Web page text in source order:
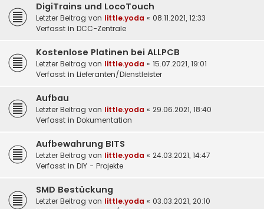
DigiTrains und LocoTouch
Letzter Beitrag von little.yoda « 08.11.2021, 12:33
Verfasst in DCC-Zentrale
Kostenlose Platinen bei ALLPCB
Letzter Beitrag von little.yoda « 15.07.2021, 19:01
Verfasst in Lieferanten/Dienstleister
Aufbau
Letzter Beitrag von little.yoda « 29.06.2021, 18:40
Verfasst in Dokumentation
Aufbewahrung BITS
Letzter Beitrag von little.yoda « 24.03.2021, 14:47
Verfasst in DIY - Projekte
SMD Bestückung
Letzter Beitrag von little.yoda « 03.03.2021, 20:10